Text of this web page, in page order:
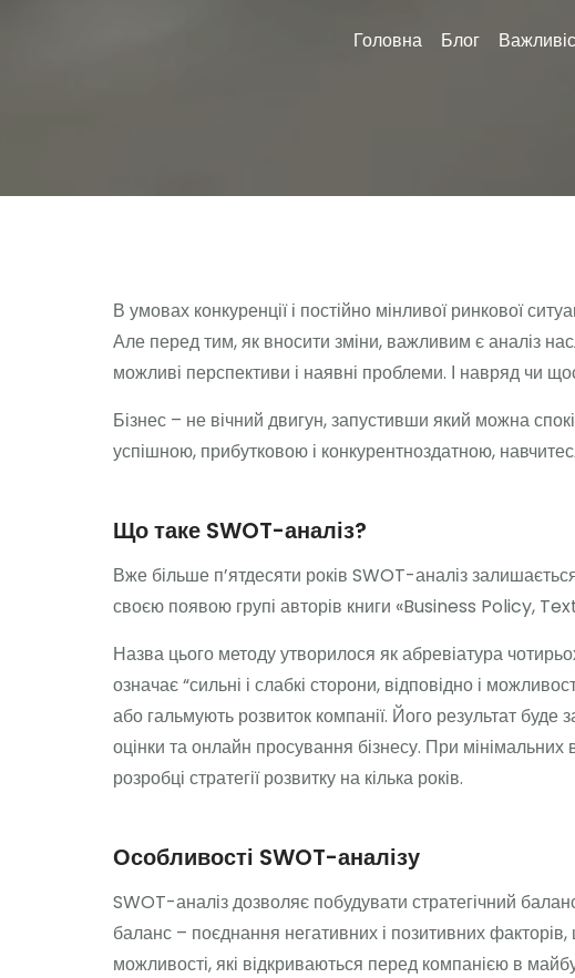
Головна Блог
В умовах конкуренції і постійно мінливої ​​ринкової
Але перед тим, як вносити зміни, важливим є аналіз
можливі перспективи і наявні проблеми. І навряд чи
Бізнес – не вічний двигун, запустивши який можна
успішною, прибутковою і конкурентноздатною,
Що таке SWOT-аналіз?
Вже більше п’ятдесяти років SWOT-аналіз
своєю появою групі авторів книги «Business Policy,
Назва цього методу утворилося як абревіатура
означає “сильні і слабкі сторони, відповідно і
або гальмують розвиток компанії. Його результат буде
оцінки та онлайн просування бізнесу. При
розробці стратегії розвитку на кілька років.
Особливості SWOT-аналізу
SWOT-аналіз дозволяє побудувати стратегічний
баланс – поєднання негативних і позитивних
можливості, які відкриваються перед компанією в